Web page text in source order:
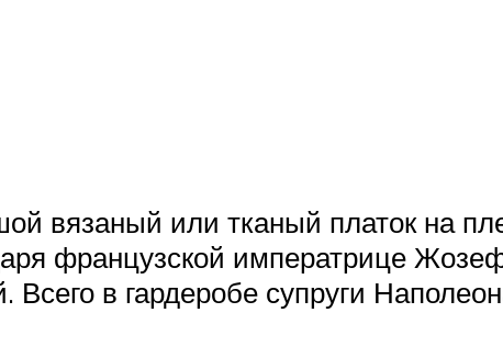
вязаный или тканый платок на
французской императрице
в гардеробе супруги